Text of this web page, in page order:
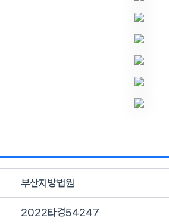
부산지방법원
2022타경54247